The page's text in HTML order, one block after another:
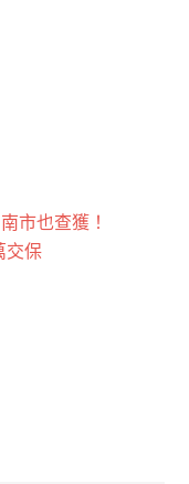
市也查獲！
交保